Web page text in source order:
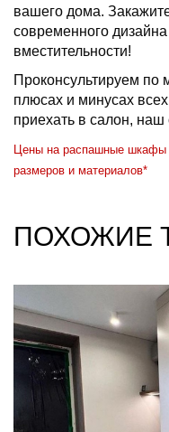
вашего дома.
современного
вместительности!
Проконсультируем по
плюсах и минусах
приехать в салон, наш
Цены на распашные шкафы
размеров и материалов*
ПОХОЖИЕ